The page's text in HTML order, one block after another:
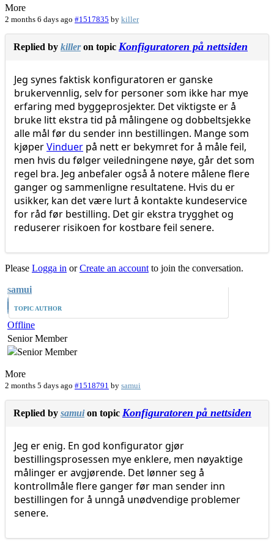
More
2 months 6 days ago #1517835 by killer
Replied by killeron topic Konfiguratoren på nettsiden
Jeg synes faktisk konfiguratoren er ganske
brukervennlig, selv for personer som ikke har mye
erfaring med byggeprosjekter. Det viktigste er å
bruke litt ekstra tid på målingene og dobbeltsjekke
alle mål før du sender inn bestillingen. Mange som
kjøperVinduer på nett er bekymret for å måle feil,
men hvis du følger veiledningene nøye, går det som
regel bra. Jeg anbefaler også å notere målene flere
ganger og sammenligne resultatene. Hvis du er
usikker, kan det være lurt å kontakte kundeservice
for råd før bestilling. Det gir ekstra trygghet og
reduserer risikoen for kostbare feil senere.
Please Logga in orCreate an account to join the conversation.
samui
TOPIC AUTHOR
Offline
Senior Member
More
2 months 5 days ago #1518791 by samui
Replied by samuion topic Konfiguratoren på nettsiden
Jeg er enig. En god konfigurator gjør
bestillingsprosessen mye enklere, men nøyaktige
målinger er avgjørende. Det lønner seg å
kontrollmåle flere ganger før man sender inn
bestillingen for å unngå unødvendige problemer
senere.